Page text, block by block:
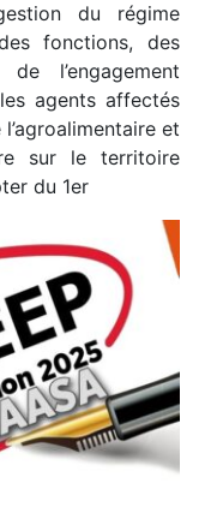
du régime
fonctions, des
l’engagement
agents affectés
et
sur le territoire
du 1er